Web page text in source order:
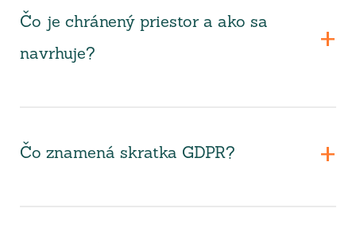
Čo je chránený priestor a ako sa
navrhuje?
Čo znamená skratka GDPR?